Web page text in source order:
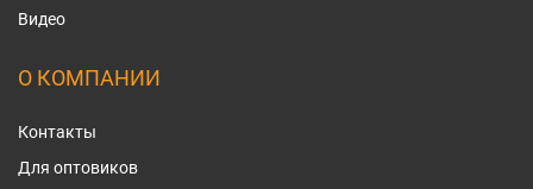
Видео
О КОМПАНИИ
Контакты
Для оптовиков